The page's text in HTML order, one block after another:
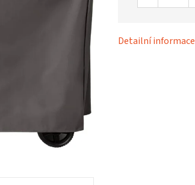
Detailní informace